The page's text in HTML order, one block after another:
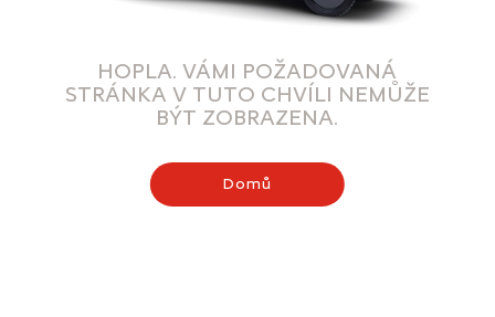
HOPLA. VÁMI POŽADOVANÁ
STRÁNKA V TUTO CHVÍLI NEMŮŽE
BÝT ZOBRAZENA.
Domů